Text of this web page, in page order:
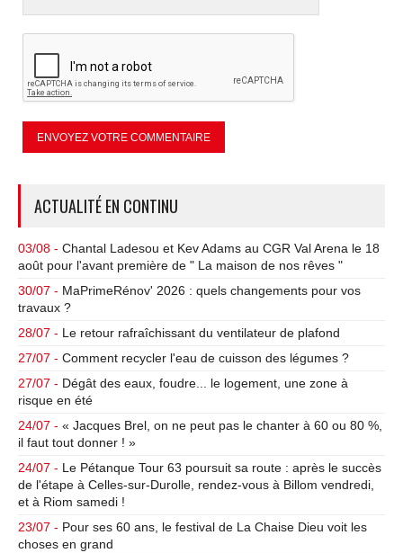
ACTUALITÉ EN CONTINU
03/08 - Chantal Ladesou et Kev Adams au CGR Val Arena le 18
août pour l'avant première de " La maison de nos rêves "
30/07 - MaPrimeRénov' 2026 : quels changements pour vos
travaux ?
28/07 - Le retour rafraîchissant du ventilateur de plafond
27/07 - Comment recycler l'eau de cuisson des légumes ?
27/07 - Dégât des eaux, foudre... le logement, une zone à
risque en été
24/07 - « Jacques Brel, on ne peut pas le chanter à 60 ou 80 %,
il faut tout donner ! »
24/07 - Le Pétanque Tour 63 poursuit sa route : après le succès
de l'étape à Celles-sur-Durolle, rendez-vous à Billom vendredi,
et à Riom samedi !
23/07 - Pour ses 60 ans, le festival de La Chaise Dieu voit les
choses en grand